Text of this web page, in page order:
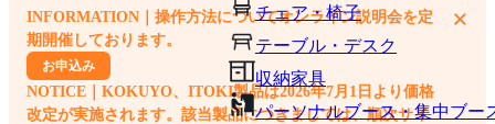
チェア・椅子
テーブル・デスク
収納家具
パーソナルブース・集中ブー
他のサイトで見つけた商品ページのURLを貼り付けて、カートに追加できます
INFORMATION｜操作方法についてオンライン説明会を定
期開催しております。
お申込み
NOTICE｜KOKUYO、ITOKI製品は2026年7月1日より価格
改定が実施されます。該当製品につきましては、順次サイ
×